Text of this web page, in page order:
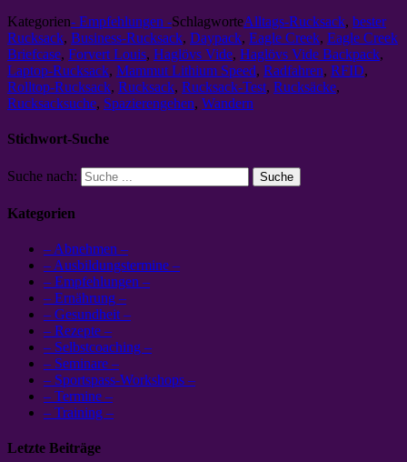
Kategorien- Empfehlungen -SchlagworteAlltags-Rucksack, bester
Rucksack, Business-Rucksack, Daypack, Eagle Creek, Eagle Creek
Briefcase, Forvert Louis, Haglövs Vide, Haglövs Vide Backpack,
Laptop-Rucksack, Mammut Lithium Speed, Radfahren, RFID,
Rolltop-Rucksack, Rucksack, Rucksack-Test, Rucksäcke,
Rucksacksuche, Spazierengehen, Wandern
Stichwort-Suche
Suche nach:
Kategorien
– Abnehmen –
– Ausbildungstermine –
– Empfehlungen –
– Ernährung –
– Gesundheit –
– Rezepte –
– Selbstcoaching –
– Seminare –
– Sportspass-Workshops –
– Termine –
– Training –
Letzte Beiträge